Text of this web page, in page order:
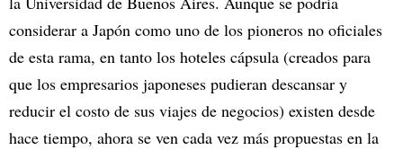
considerar a Japón como uno de los pioneros no oficiales
de esta rama, en tanto los hoteles cápsula (creados para
que los empresarios japoneses pudieran descansar y
reducir el costo de sus viajes de negocios) existen desde
hace tiempo, ahora se ven cada vez más propuestas en la